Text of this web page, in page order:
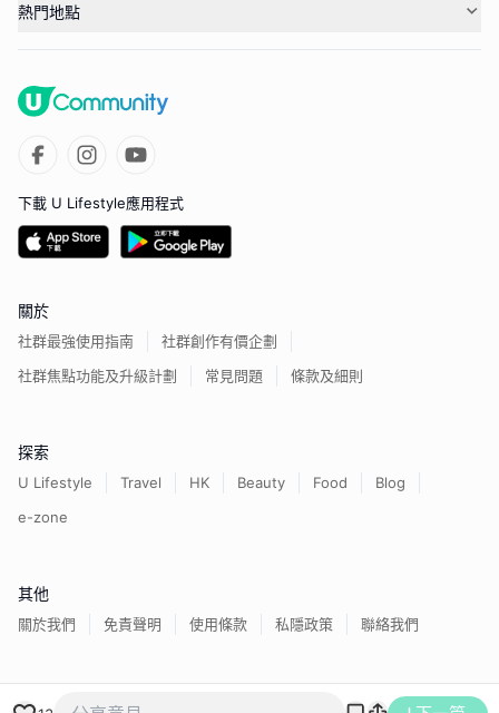
熱門地點
下載 U Lifestyle應用程式
關於
社群最強使用指南
社群創作有價企劃
社群焦點功能及升級計劃
常見問題 條款及細則
探索
U Lifestyle Travel HK Beauty Food
Blog
e-zone
其他
關於我們 免責聲明 使用條款 私隱政策 聯絡我們